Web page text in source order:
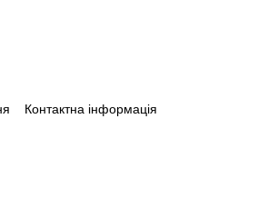
Контактна інформація